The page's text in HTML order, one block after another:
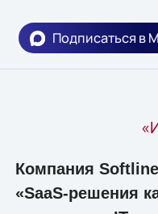
Подписаться в
Компания
«SaaS-решения